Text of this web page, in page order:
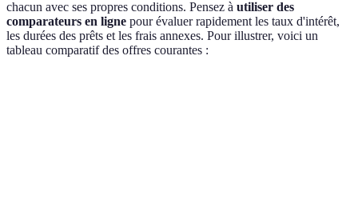
chacun avec ses propres conditions. Pensez à utiliser des
comparateurs en ligne pour évaluer rapidement les taux d'intérêt,
les durées des prêts et les frais annexes. Pour illustrer, voici un
tableau comparatif des offres courantes :